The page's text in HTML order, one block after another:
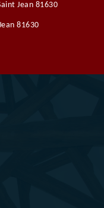
Jean 81630
81630